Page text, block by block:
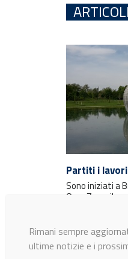
ARTICOLI
Partiti i
Sono iniziati a
OpenZone, il
Rimani sempre
ultime notizie e i